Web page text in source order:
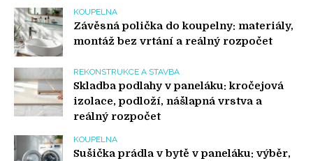
KOUPELNA
Závěsná polička do koupelny: materiály,
montáž bez vrtání a reálný rozpočet
REKONSTRUKCE A STAVBA
Skladba podlahy v paneláku: kročejová
izolace, podloží, nášlapná vrstva a
reálný rozpočet
KOUPELNA
Sušička prádla v bytě v paneláku: výběr,